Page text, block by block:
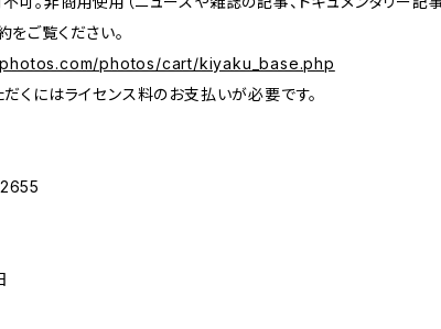
ご覧ください。
photos/cart/kiyaku_base.php
だくにはライセンス料のお支払いが必要です。